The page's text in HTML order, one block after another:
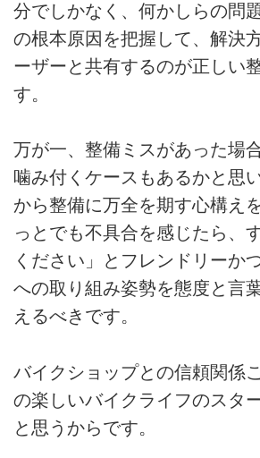
分でしかなく、何かしらの問
の根本原因を把握して、解決
ーザーと共有するのが正しい
す。
万が一、整備ミスがあった場
噛み付くケースもあるかと思
から整備に万全を期す心構え
っとでも不具合を感じたら、
ください」とフレンドリーか
への取り組み姿勢を態度と言
えるべきです。
バイクショップとの信頼関係
の楽しいバイクライフのスタ
と思うからです。